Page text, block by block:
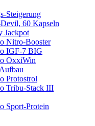
Steigerung
60 Kapseln
Jackpot
Nitro-Booster
IGF-7 BIG
OxxiWin
Protostrol
Tribu-Stack III
Sport-Protein